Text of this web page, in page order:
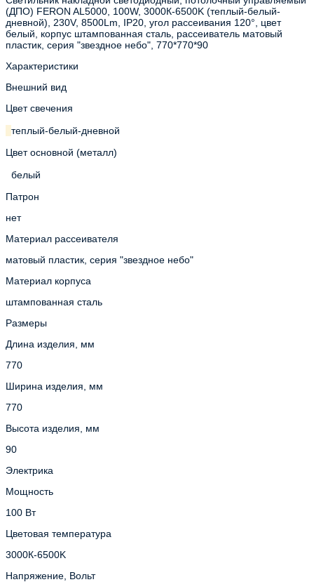
(ДПО) FERON AL5000, 100W, 3000К-6500K (теплый-белый-
дневной), 230V, 8500Lm, IP20, угол рассеивания 120°, цвет
белый, корпус штампованная сталь, рассеиватель матовый
пластик, серия "звездное небо", 770*770*90
Характеристики
Внешний вид
Цвет свечения
теплый-белый-дневной
Цвет основной (металл)
белый
Патрон
нет
Материал рассеивателя
матовый пластик, серия "звездное небо"
Материал корпуса
штампованная сталь
Размеры
Длина изделия, мм
770
Ширина изделия, мм
770
Высота изделия, мм
90
Электрика
Мощность
100 Вт
Цветовая температура
3000К-6500K
Напряжение, Вольт